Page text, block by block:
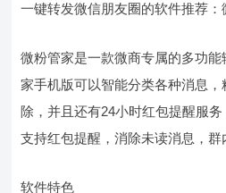
一键转发微信朋友圈的软件推荐：
微粉管家是一款微商专属的多功
家手机版可以智能分类各种消息
除，并且还有24小时红包提醒服
支持红包提醒，消除未读消息，群
软件特色